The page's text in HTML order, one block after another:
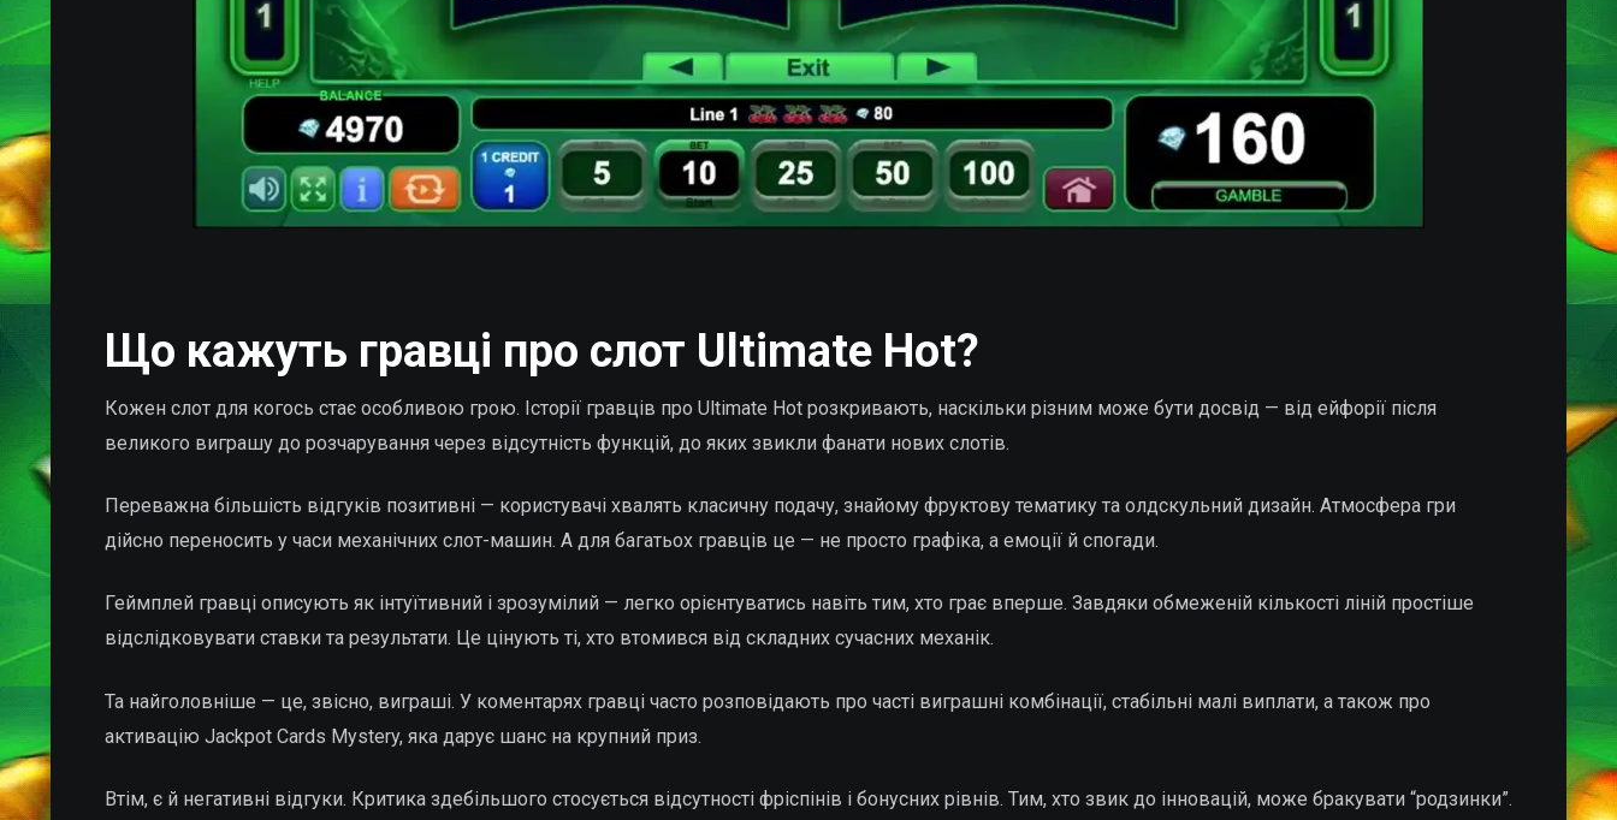
Що кажуть гравці про слот Ultimate Hot?
Кожен слот для когось стає особливою грою. Історії гравців про Ultimate Hot розкривають, наскільки різним може бути досвід — від ейфорії після
великого виграшу до розчарування через відсутність функцій, до яких звикли фанати нових слотів.
Переважна більшість відгуків позитивні — користувачі хвалять класичну подачу, знайому фруктову тематику та олдскульний дизайн. Атмосфера гри
дійсно переносить у часи механічних слот-машин. А для багатьох гравців це — не просто графіка, а емоції й спогади.
Геймплей гравці описують як інтуїтивний і зрозумілий — легко орієнтуватись навіть тим, хто грає вперше. Завдяки обмеженій кількості ліній простіше
відслідковувати ставки та результати. Це цінують ті, хто втомився від складних сучасних механік.
Та найголовніше — це, звісно, виграші. У коментарях гравці часто розповідають про часті виграшні комбінації, стабільні малі виплати, а також про
активацію Jackpot Cards Mystery, яка дарує шанс на крупний приз.
Втім, є й негативні відгуки. Критика здебільшого стосується відсутності фріспінів і бонусних рівнів. Тим, хто звик до інновацій, може бракувати “родзинки”.